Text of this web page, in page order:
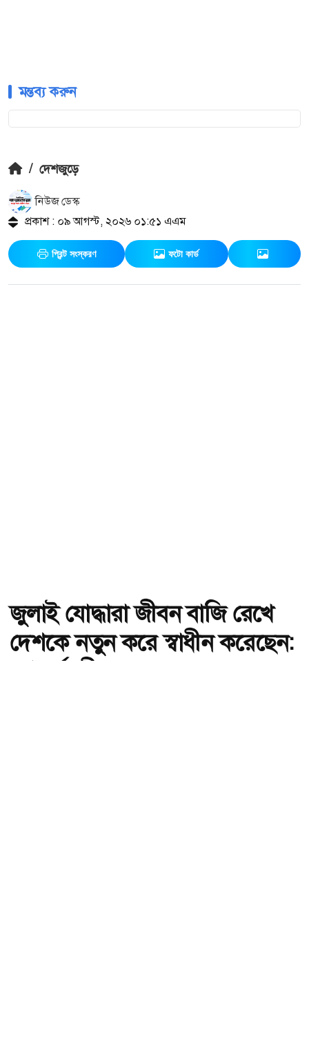
মন্তব্য করুন
/ দেশজুড়ে
নিউজ ডেস্ক
প্রকাশ : ০৯ আগস্ট, ২০২৬ ০১:৫১ এএম
প্রিন্ট সংস্করণ ফটো কার্ড
জুলাই যোদ্ধারা জীবন বাজি রেখে
দেশকে নতুন করে স্বাধীন করেছেন: